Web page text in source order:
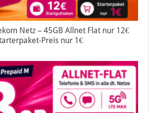
Netz – 45GB Allnet Flat nur 12€
Preis nur 1€